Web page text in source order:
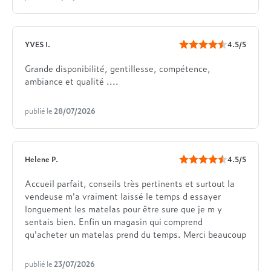
YVES I. 4.5/5
Grande disponibilité, gentillesse, compétence,
ambiance et qualité ....
publié le28/07/2026
Helene P. 4.5/5
Accueil parfait, conseils très pertinents et surtout la
vendeuse m'a vraiment laissé le temps d essayer
longuement les matelas pour être sure que je m y
sentais bien. Enfin un magasin qui comprend
qu'acheter un matelas prend du temps. Merci beaucoup
publié le23/07/2026